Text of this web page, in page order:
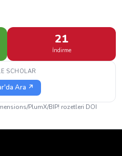
21
İndirme
SCHOLAR
Ara ↗
PlumX/BIP! rozetleri DOI